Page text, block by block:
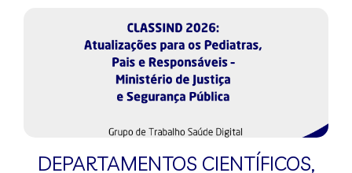
DEPARTAMENTOS CIENTÍFICOS,